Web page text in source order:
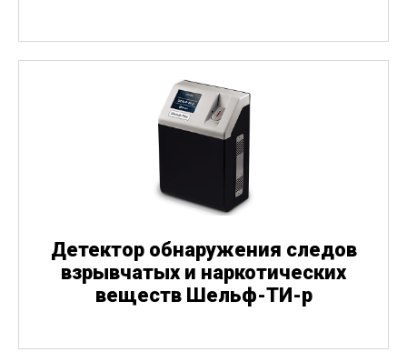
Детектор обнаружения следов
взрывчатых и наркотических
веществ Шельф-ТИ-р